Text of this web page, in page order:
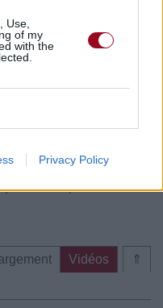
Use,
of my
with the
Privacy Policy
:
la guitare chez
sur
ou trouver le CD sur
ou une partition au
⇑
Vidéos